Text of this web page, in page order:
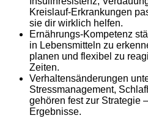
Kreislauf-Erkrankungen
sie dir wirklich helfen.
Ernährungs-Kompetenz
in Lebensmitteln zu
planen und flexibel zu
Zeiten.
Verhaltensänderungen
Stressmanagement,
gehören fest zur Strategie
Ergebnisse.